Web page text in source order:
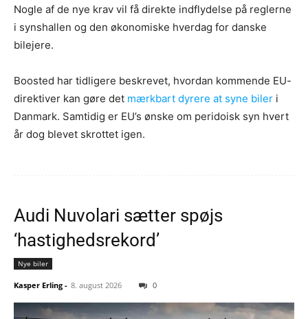
Nogle af de nye krav vil få direkte indflydelse på reglerne
i synshallen og den økonomiske hverdag for danske
bilejere.
Boosted har tidligere beskrevet, hvordan kommende EU-
direktiver kan gøre det mærkbart dyrere at syne biler i
Danmark. Samtidig er EU’s ønske om peridoisk syn hvert
år dog blevet skrottet igen.
Audi Nuvolari sætter spøjs
‘hastighedsrekord’
Nye biler
Kasper Erling - 8. august 2026 0